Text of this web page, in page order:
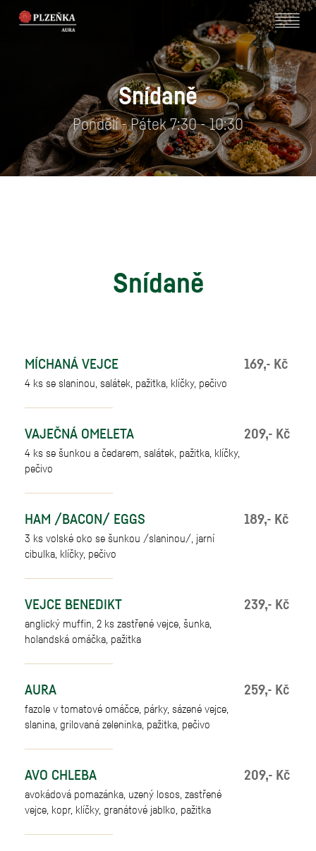
Snídaně
Pondělí - Pátek 7:30 - 10:30
Snídaně
MÍCHANÁ VEJCE
4 ks se slaninou, salátek, pažitka, klíčky, pečivo
169,- Kč
VAJEČNÁ OMELETA
4 ks se šunkou a čedarem, salátek, pažitka, klíčky,
pečivo
209,- Kč
HAM /BACON/ EGGS
3 ks volské oko se šunkou /slaninou/, jarní
cibulka, klíčky, pečivo
189,- Kč
VEJCE BENEDIKT
anglický muffin, 2 ks zastřené vejce, šunka,
holandská omáčka, pažitka
239,- Kč
AURA
fazole v tomatové omáčce, párky, sázené vejce,
slanina, grilovaná zeleninka, pažitka, pečivo
259,- Kč
AVO CHLEBA
avokádová pomazánka, uzený losos, zastřené
vejce, kopr, klíčky, granátové jablko, pažitka
209,- Kč